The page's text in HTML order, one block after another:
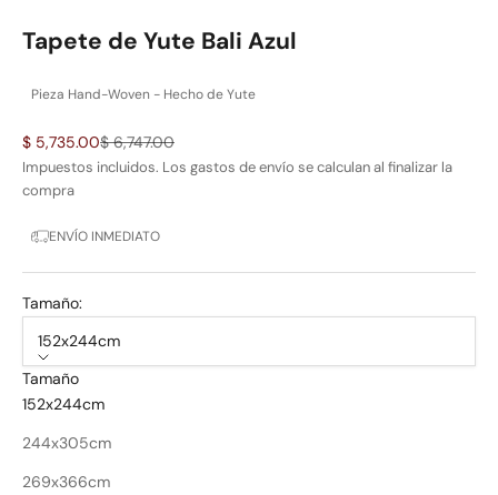
Tapete de Yute Bali Azul
Pieza Hand-Woven - Hecho de Yute
Precio de oferta
$ 5,735.00Precio normal
$ 6,747.00
Impuestos incluidos. Los gastos de envío se calculan al finalizar la
compra
ENVÍO INMEDIATO
Tamaño:
152x244cm
Tamaño
152x244cm
244x305cm
269x366cm